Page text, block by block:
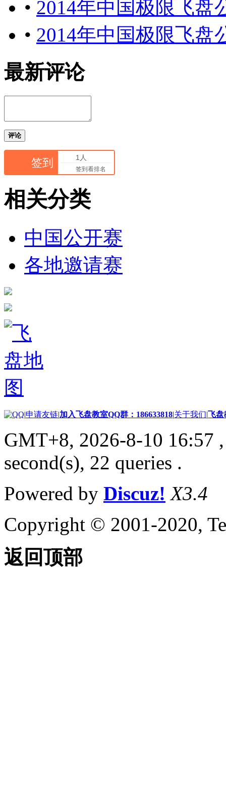
• 2014年中国极限飞盘
• 2014年中国极限飞盘
最新评论
评论
签到 1人
签到看排名
相关分类
中国公开赛
各地邀请赛
|申请友链|加入飞盘教室QQ群：186633818|关于我们|飞盘
GMT+8, 2026-8-10 16:57
second(s), 22 queries .
Powered by Discuz! X3.4
Copyright © 2001-2020,
返回顶部